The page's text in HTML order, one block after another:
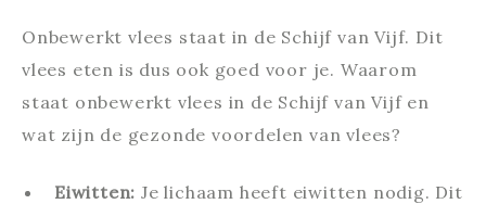
Onbewerkt vlees staat in de Schijf van Vijf. Dit
vlees eten is dus ook goed voor je. Waarom
staat onbewerkt vlees in de Schijf van Vijf en
wat zijn de gezonde voordelen van vlees?
Eiwitten: Je lichaam heeft eiwitten nodig. Dit